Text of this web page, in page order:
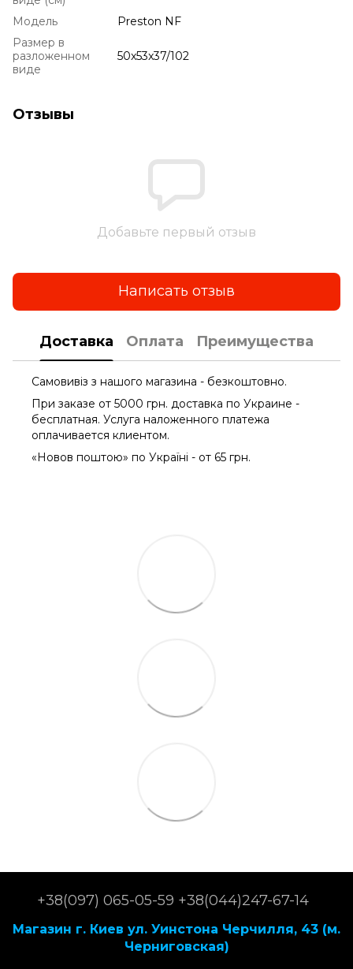
Модель
Preston NF
Размер в
разложенном
виде
50x53x37/102
Отзывы
Добавьте первый отзыв
Написать отзыв
Доставка Оплата Преимущества
Самовивіз з нашого магазина - безкоштовно.
При заказе от 5000 грн. доставка по Украине -
бесплатная. Услуга наложенного платежа
оплачиваетcя клиентом.
«Новов поштою» по Україні - от 65 грн.
+38(097) 065-05-59 +38(044)247-67-14
Магазин г. Киев ул. Уинстона Черчилля, 43 (м.
Черниговская)